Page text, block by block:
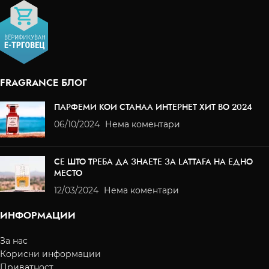
FRAGRANCE БЛОГ
ПАРФЕМИ КОИ СТАНАА ИНТЕРНЕТ ХИТ ВО 2024
06/10/2024 Нема коментари
СЕ ШТО ТРЕБА ДА ЗНАЕТЕ ЗА LATTAFA НА ЕДНО
МЕСТО
12/03/2024 Нема коментари
ИНФОРМАЦИИ
За нас
Корисни информации